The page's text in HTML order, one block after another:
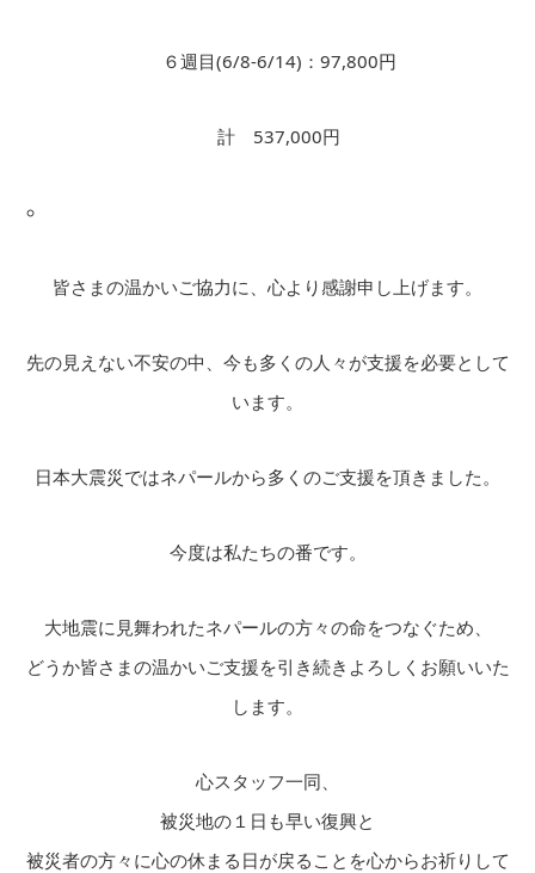
６週目(6/8-6/14)：97,800円
計 537,000円
皆さまの温かいご協力に、心より感謝申し上げます。
先の見えない不安の中、今も多くの人々が支援を必要として
います。
日本大震災ではネパールから多くのご支援を頂きました。
今度は私たちの番です。
大地震に見舞われたネパールの方々の命をつなぐため、
どうか皆さまの温かいご支援を引き続きよろしくお願いいた
します。
心スタッフ一同、
被災地の１日も早い復興と
被災者の方々に心の休まる日が戻ることを心からお祈りして